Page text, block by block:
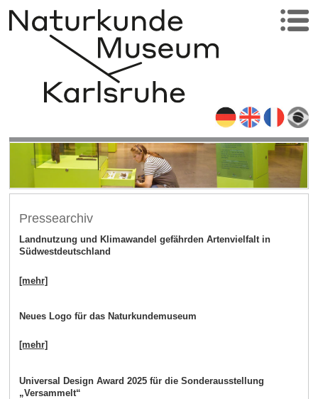
Pressearchiv
Landnutzung und Klimawandel gefährden Artenvielfalt in
Südwestdeutschland
[mehr]
Neues Logo für das Naturkundemuseum
[mehr]
Universal Design Award 2025 für die Sonderausstellung
„Versammelt“